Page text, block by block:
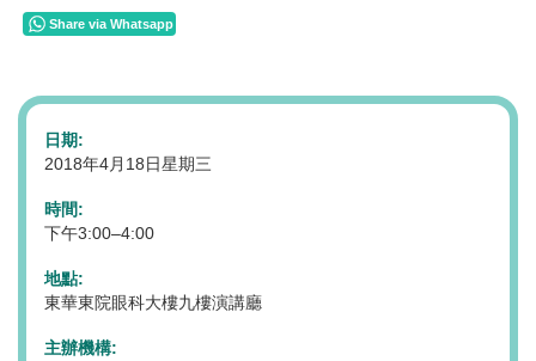
Share via Whatsapp
日期:
2018年4月18日星期三
時間:
下午3:00–4:00
地點:
東華東院眼科大樓九樓演講廳
主辦機構: